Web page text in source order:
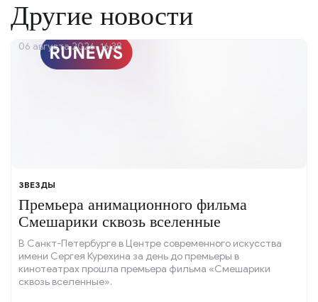
Другие новости
ЗВЕЗДЫ
Премьера анимационного фильма
Смешарики сквозь вселенные
В Санкт-Петербурге в Центре современного искусства
имени Сергея Курехина за день до премьеры в
кинотеатрах прошла премьера фильма «Смешарики
сквозь вселенные».
06 августа 2026, 16:38